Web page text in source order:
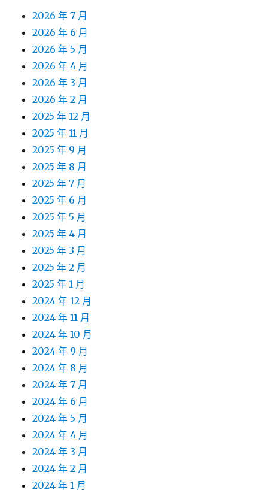
2026 年 7 月
2026 年 6 月
2026 年 5 月
2026 年 4 月
2026 年 3 月
2026 年 2 月
2025 年 12 月
2025 年 11 月
2025 年 9 月
2025 年 8 月
2025 年 7 月
2025 年 6 月
2025 年 5 月
2025 年 4 月
2025 年 3 月
2025 年 2 月
2025 年 1 月
2024 年 12 月
2024 年 11 月
2024 年 10 月
2024 年 9 月
2024 年 8 月
2024 年 7 月
2024 年 6 月
2024 年 5 月
2024 年 4 月
2024 年 3 月
2024 年 2 月
2024 年 1 月